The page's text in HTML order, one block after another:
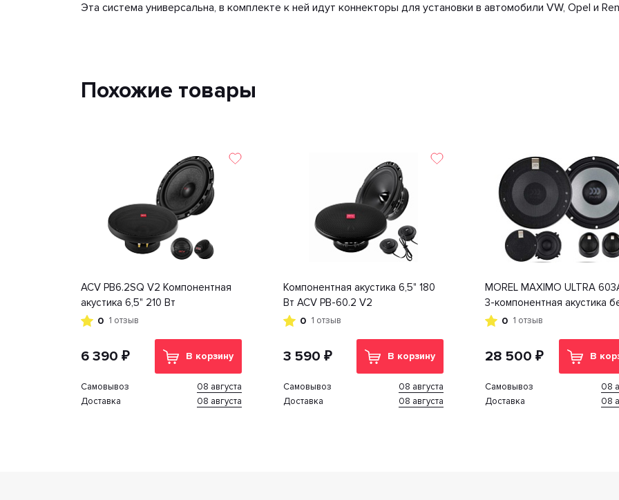
Эта система универсальна, в комплекте к ней идут коннекторы для установки в автомобили VW, Opel и
Похожие товары
ACV PB6.2SQ V2 Компонентная
акустика 6,5" 210 Вт
0 1 отзыв
6 390 ₽ В корзину
Cамовывоз
08 августа
Доставка
08 августа
Компонентная акустика 6,5" 180
Вт ACV PB-60.2 V2
0 1 отзыв
3 590 ₽ В корзину
Cамовывоз
08 августа
Доставка
08 августа
MOREL MAXIMO ULTRA
3-компонентная акустика
кроссоверов
0 1 отзыв
28 500 ₽ В
Cамовывоз
08
Доставка
08